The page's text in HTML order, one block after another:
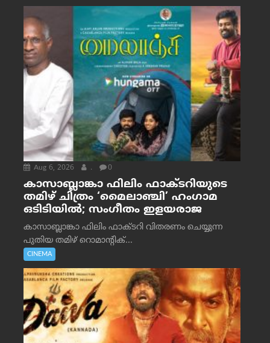
Aug 6, 2026 . 0
കാസാബ്ലാങ്കാ ഫിലിം ഫാക്ടറിയുടെ
തമിഴ് ചിത്രം ‘മൈലാഞ്ചി’ ഹംഗാമ
ഒടിടിയിൽ; സംഗീതം ഇളയരാജ
കാസാബ്ലാങ്കാ ഫിലിം ഫാക്ടറി വിതരണം ചെയ്യുന്ന
പുതിയ തമിഴ് റൊമാന്റിക്...
CINEMA